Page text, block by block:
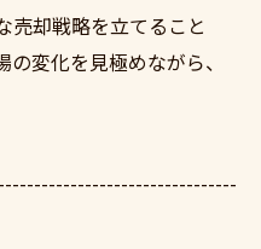
売却戦略を立てること
変化を見極めながら、